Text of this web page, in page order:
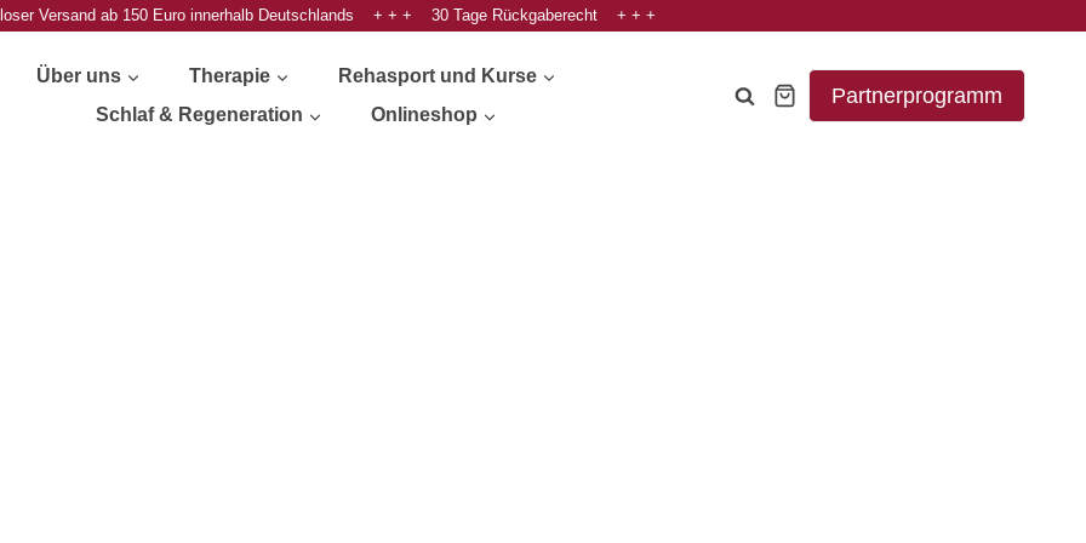
Versand ab 150 Euro innerhalb Deutschlands + + + 30 Tage Rückgaberecht + + +
Über uns Therapie
Rehasport und Kurse
Schlaf & Regeneration
Onlineshop
Partnerprogramm